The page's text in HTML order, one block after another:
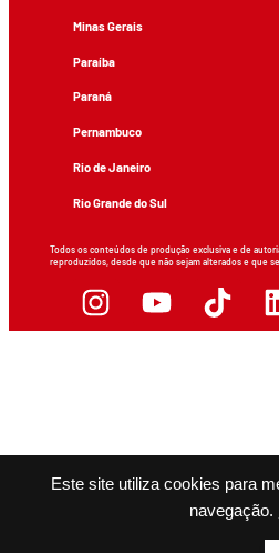
Este site utiliza cookies para
navegação.
Minas Gerais
Paraíba
Paraná
Pernambuco
Rio de Janeiro
Rio Grande do Sul
Todos os conteúdos de produção exclusiva e de
reproduzidos, desde que não sejam alterados e que